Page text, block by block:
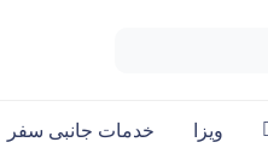
ویزا خدمات جانبی سفر